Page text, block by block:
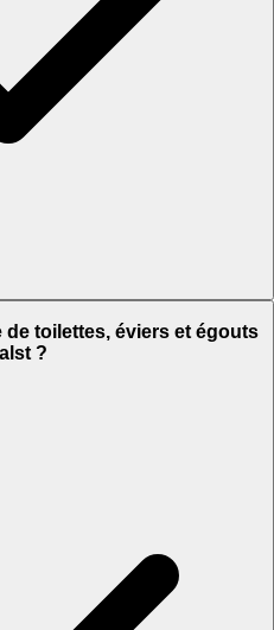
toilettes, éviers et égouts
?